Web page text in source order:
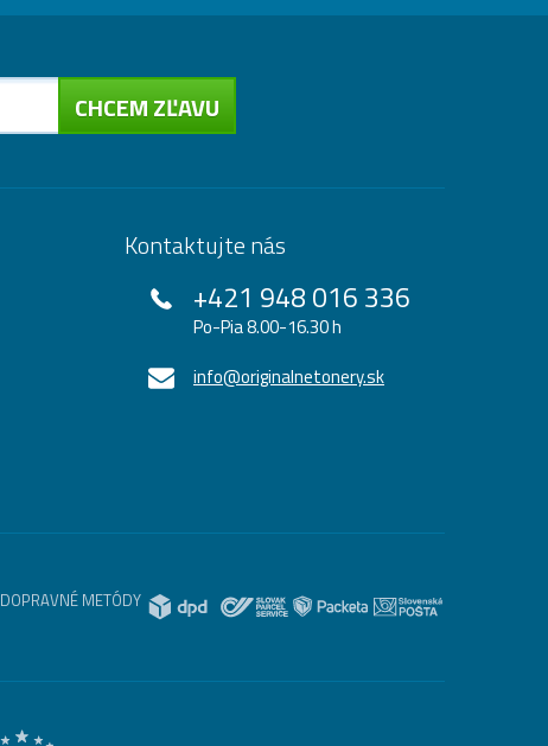
CHCEM ZĽAVU
Kontaktujte nás
+421 948 016 336
Po-Pia 8.00-16.30 h
info@originalnetonery.sk
DOPRAVNÉ METÓDY